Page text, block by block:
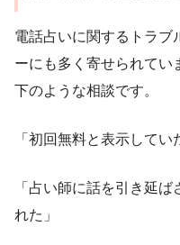
電話占いに関するトラブ
ーにも多く寄せられてい
下のような相談です。
「初回無料と表示してい
「占い師に話を引き延
れた」